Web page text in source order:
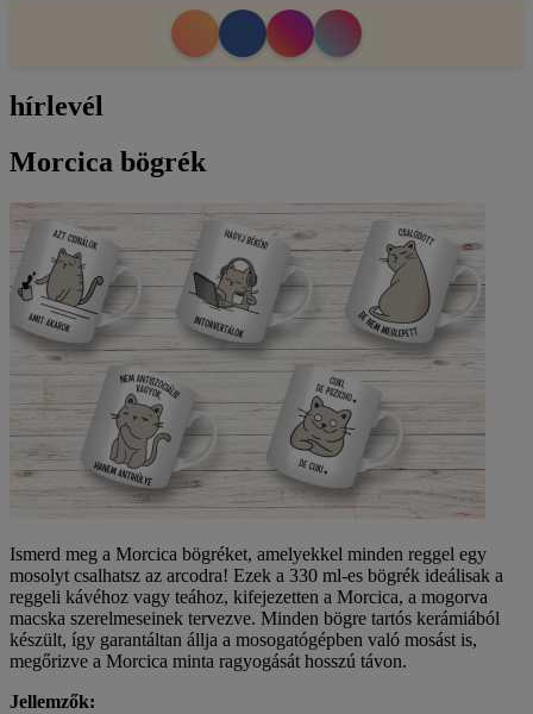
hírlevél
Morcica bögrék
Ismerd meg a Morcica bögréket, amelyekkel minden reggel egy
mosolyt csalhatsz az arcodra! Ezek a 330 ml-es bögrék ideálisak a
reggeli kávéhoz vagy teához, kifejezetten a Morcica, a mogorva
macska szerelmeseinek tervezve. Minden bögre tartós kerámiából
készült, így garantáltan állja a mosogatógépben való mosást is,
megőrizve a Morcica minta ragyogását hosszú távon.
Jellemzők: